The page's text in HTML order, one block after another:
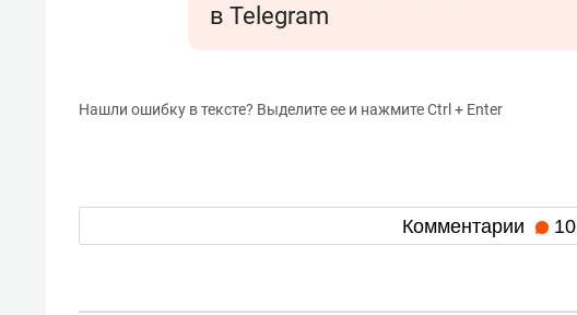
в Telegram
Нашли ошибку в тексте? Выделите ее и нажмите Ctrl + Enter
Комментарии 10